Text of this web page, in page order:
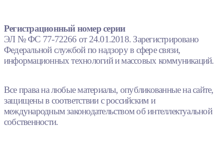
Регистрационный номер серии
ЭЛ № ФС 77-72266 от 24.01.2018. Зарегистрировано
Федеральной службой по надзору в сфере связи,
информационных технологий и массовых коммуникаций.
Все права на любые материалы, опубликованные на сайте,
защищены в соответствии с российским и
международным законодательством об интеллектуальной
собственности.